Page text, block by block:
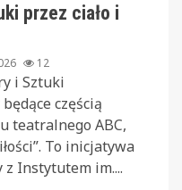
przez ciało i
12
i Sztuki
częścią
teatralnego ABC,
To inicjatywa
z Instytutem im....